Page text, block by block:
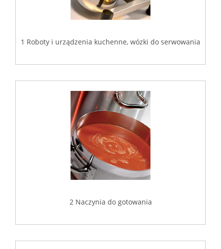
1 Roboty i urządzenia kuchenne, wózki do serwowania
2 Naczynia do gotowania